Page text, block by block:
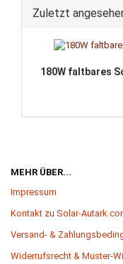
Zuletzt
180W falt­ba­res
MEHR ÜBER...
Impressum
Kontakt zu Solar-
Versand- &
Widerrufsrecht & Muster-